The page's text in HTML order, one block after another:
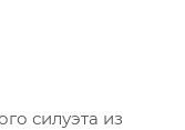
силуэта из